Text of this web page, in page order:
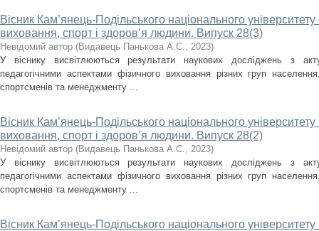
Вісник Кам’янець-Подільського національного університету
виховання, спорт і здоров’я людини. Випуск 28(3)
Невідомий автор (Видавець Панькова А.С., 2023)
У віснику висвітлюються результати наукових досліджень з
педагогічними аспектами фізичного виховання різних груп населення,
спортсменів та менеджменту ...
Вісник Кам’янець-Подільського національного університету
виховання, спорт і здоров’я людини. Випуск 28(2)
Невідомий автор (Видавець Панькова А.С., 2023)
У віснику висвітлюються результати наукових досліджень з
педагогічними аспектами фізичного виховання різних груп населення,
спортсменів та менеджменту ...
Вісник Кам’янець-Подільського національного університету